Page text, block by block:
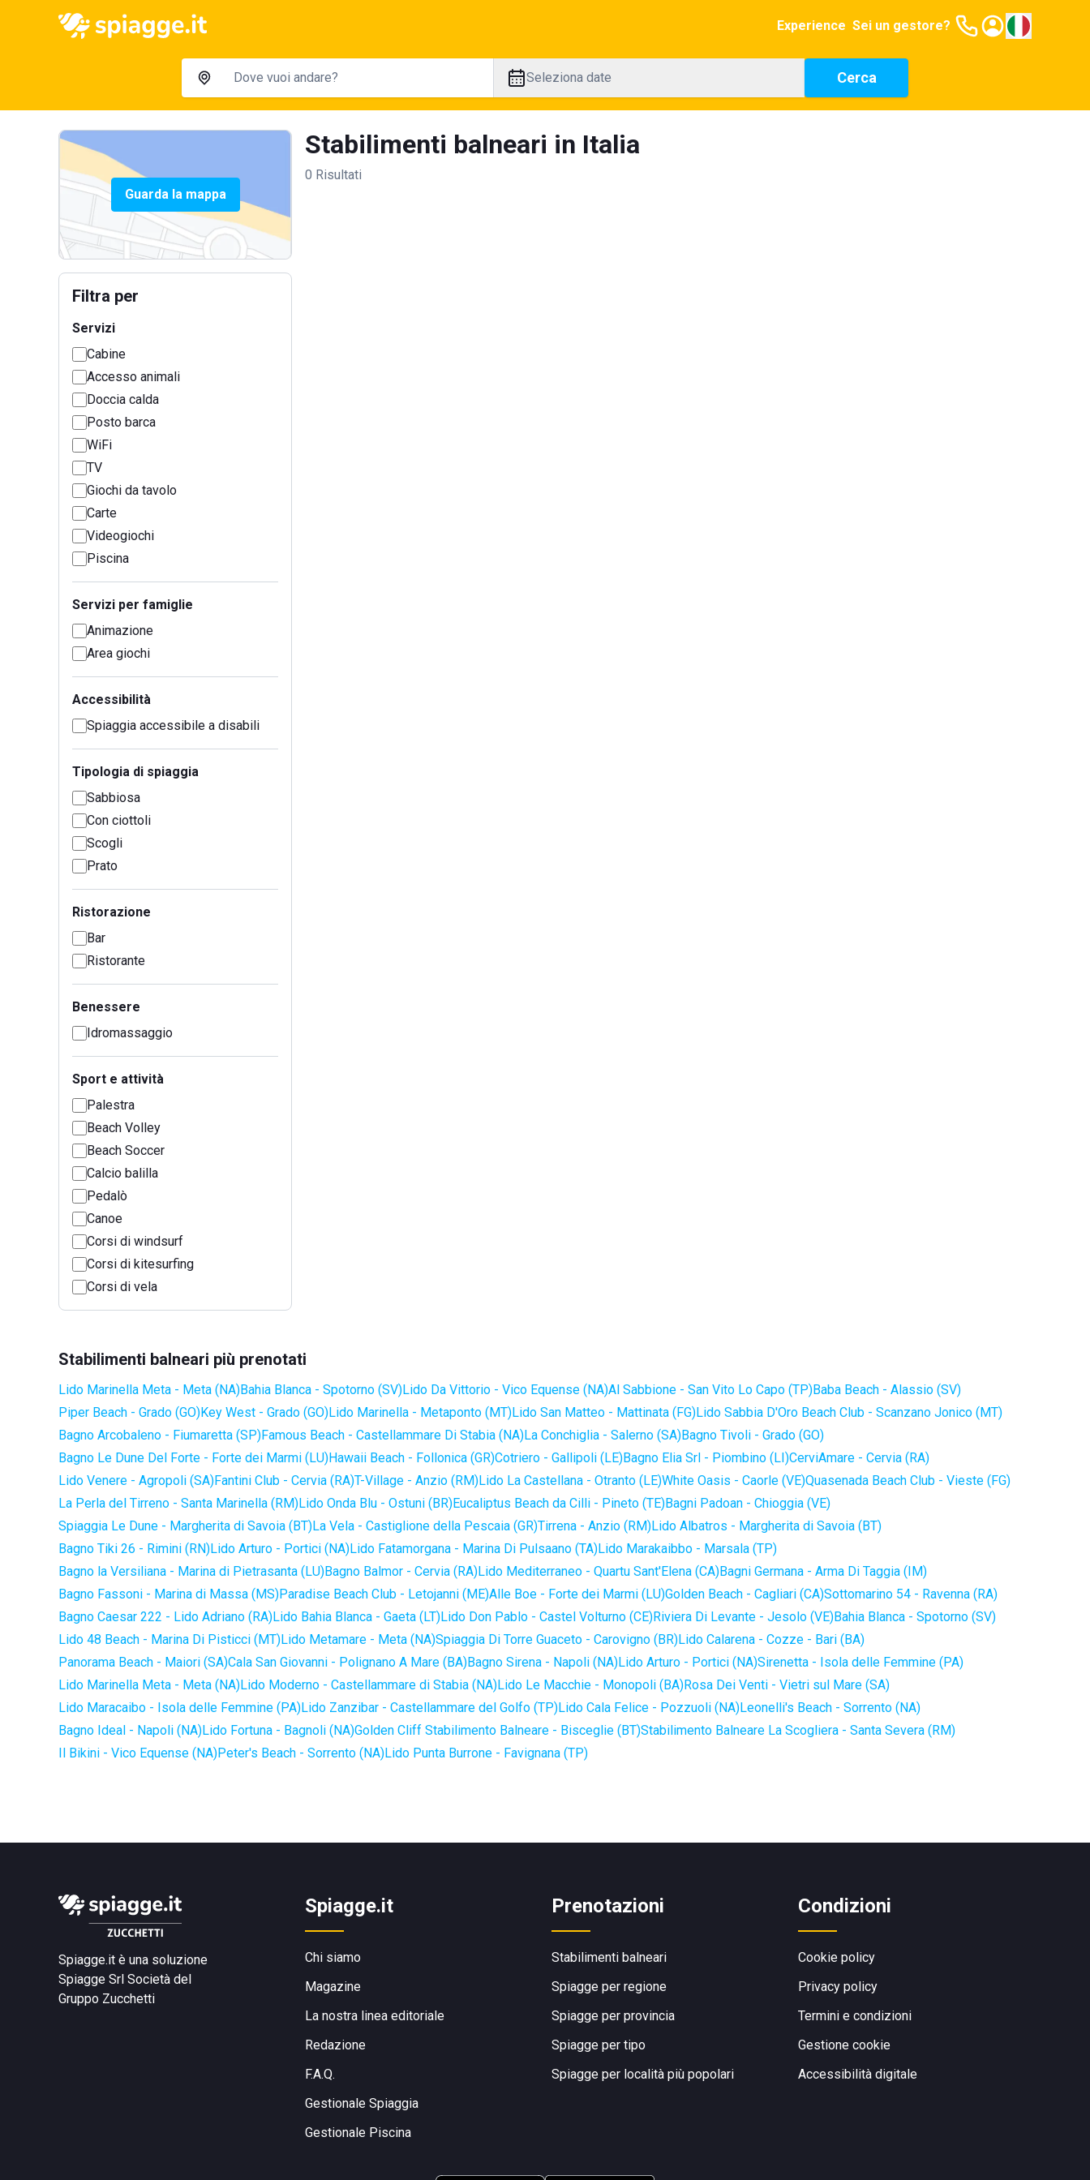
Experience Sei un gestore?
Seleziona date Cerca
Guarda la mappa
Filtra per
Servizi
Cabine
Accesso animali
Doccia calda
Posto barca
WiFi
TV
Giochi da tavolo
Carte
Videogiochi
Piscina
Servizi per famiglie
Animazione
Area giochi
Accessibilità
Spiaggia accessibile a disabili
Tipologia di spiaggia
Sabbiosa
Con ciottoli
Scogli
Prato
Ristorazione
Bar
Ristorante
Benessere
Idromassaggio
Sport e attività
Palestra
Beach Volley
Beach Soccer
Calcio balilla
Pedalò
Canoe
Corsi di windsurf
Corsi di kitesurfing
Corsi di vela
Stabilimenti balneari in Italia
0 Risultati
Stabilimenti balneari più prenotati
Lido Marinella Meta - Meta (NA)Bahia Blanca - Spotorno (SV)Lido Da Vittorio - Vico Equense (NA)Al Sabbione - San Vito Lo Capo (TP)Baba Beach - Alassio (SV)
Piper Beach - Grado (GO)Key West - Grado (GO)Lido Marinella - Metaponto (MT)Lido San Matteo - Mattinata (FG)Lido Sabbia D'Oro Beach Club - Scanzano Jonico (MT)
Bagno Arcobaleno - Fiumaretta (SP)Famous Beach - Castellammare Di Stabia (NA)La Conchiglia - Salerno (SA)Bagno Tivoli - Grado (GO)
Bagno Le Dune Del Forte - Forte dei Marmi (LU)Hawaii Beach - Follonica (GR)Cotriero - Gallipoli (LE)Bagno Elia Srl - Piombino (LI)CerviAmare - Cervia (RA)
Lido Venere - Agropoli (SA)Fantini Club - Cervia (RA)T-Village - Anzio (RM)Lido La Castellana - Otranto (LE)White Oasis - Caorle (VE)Quasenada Beach Club - Vieste (FG)
La Perla del Tirreno - Santa Marinella (RM)Lido Onda Blu - Ostuni (BR)Eucaliptus Beach da Cilli - Pineto (TE)Bagni Padoan - Chioggia (VE)
Spiaggia Le Dune - Margherita di Savoia (BT)La Vela - Castiglione della Pescaia (GR)Tirrena - Anzio (RM)Lido Albatros - Margherita di Savoia (BT)
Bagno Tiki 26 - Rimini (RN)Lido Arturo - Portici (NA)Lido Fatamorgana - Marina Di Pulsaano (TA)Lido Marakaibbo - Marsala (TP)
Bagno la Versiliana - Marina di Pietrasanta (LU)Bagno Balmor - Cervia (RA)Lido Mediterraneo - Quartu Sant'Elena (CA)Bagni Germana - Arma Di Taggia (IM)
Bagno Fassoni - Marina di Massa (MS)Paradise Beach Club - Letojanni (ME)Alle Boe - Forte dei Marmi (LU)Golden Beach - Cagliari (CA)Sottomarino 54 - Ravenna (RA)
Bagno Caesar 222 - Lido Adriano (RA)Lido Bahia Blanca - Gaeta (LT)Lido Don Pablo - Castel Volturno (CE)Riviera Di Levante - Jesolo (VE)Bahia Blanca - Spotorno (SV)
Lido 48 Beach - Marina Di Pisticci (MT)Lido Metamare - Meta (NA)Spiaggia Di Torre Guaceto - Carovigno (BR)Lido Calarena - Cozze - Bari (BA)
Panorama Beach - Maiori (SA)Cala San Giovanni - Polignano A Mare (BA)Bagno Sirena - Napoli (NA)Lido Arturo - Portici (NA)Sirenetta - Isola delle Femmine (PA)
Lido Marinella Meta - Meta (NA)Lido Moderno - Castellammare di Stabia (NA)Lido Le Macchie - Monopoli (BA)Rosa Dei Venti - Vietri sul Mare (SA)
Lido Maracaibo - Isola delle Femmine (PA)Lido Zanzibar - Castellammare del Golfo (TP)Lido Cala Felice - Pozzuoli (NA)Leonelli's Beach - Sorrento (NA)
Bagno Ideal - Napoli (NA)Lido Fortuna - Bagnoli (NA)Golden Cliff Stabilimento Balneare - Bisceglie (BT)Stabilimento Balneare La Scogliera - Santa Severa (RM)
Il Bikini - Vico Equense (NA)Peter's Beach - Sorrento (NA)Lido Punta Burrone - Favignana (TP)
Spiagge.it è una soluzione
Spiagge Srl Società del
Gruppo Zucchetti
Spiagge.it
Chi siamo
Magazine
La nostra linea editoriale
Redazione
F.A.Q.
Gestionale Spiaggia
Gestionale Piscina
Prenotazioni
Stabilimenti balneari
Spiagge per regione
Spiagge per provincia
Spiagge per tipo
Spiagge per località più popolari
Condizioni
Cookie policy
Privacy policy
Termini e condizioni
Gestione cookie
Accessibilità digitale